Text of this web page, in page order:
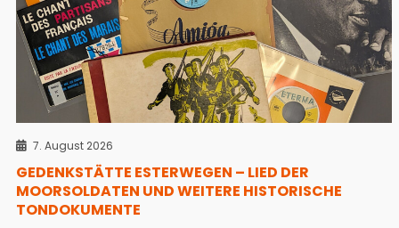
7. August 2026
GEDENKSTÄTTE ESTERWEGEN – LIED DER
MOORSOLDATEN UND WEITERE HISTORISCHE
TONDOKUMENTE